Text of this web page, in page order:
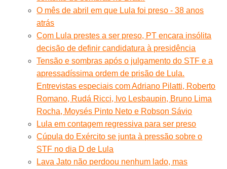
O mês de abril em que Lula foi preso - 38 anos
atrás
Com Lula prestes a ser preso, PT encara insólita
decisão de definir candidatura à presidência
Tensão e sombras após o julgamento do STF e a
apressadíssima ordem de prisão de Lula.
Entrevistas especiais com Adriano Pilatti, Roberto
Romano, Rudá Ricci, Ivo Lesbaupin, Bruno Lima
Rocha, Moysés Pinto Neto e Robson Sávio
Lula em contagem regressiva para ser preso
Cúpula do Exército se junta à pressão sobre o
STF no dia D de Lula
Lava Jato não perdoou nenhum lado, mas